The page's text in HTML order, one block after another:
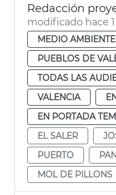
modificado hace
MEDIO AMBIENTE
PUEBLOS DE
TODAS LAS
VALENCIA
EN PORTADA
EL SALER
PUERTO
MOL DE PILLONS